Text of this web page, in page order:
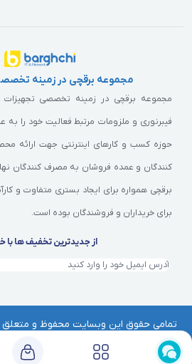
مجموعه برقچی در زمینه
مجموعه برقچی در زمینه تخصصی تجهیزات
فیبرنوری و ملزومات مرتبط فعالیت خود را
حوزه کسب و کارهای اینترنتی جهت ارائه
کنندگان و عمده فروشان به مصرف کنندگان
برقچی همواره برای ایجاد بستری متفاوت و
برای خریداران و فروشندگان بوده است.
از جدیدترین تخفیف ها با
هرگونه کپی‌برداری از آن موجب پیگرد
Barghchi